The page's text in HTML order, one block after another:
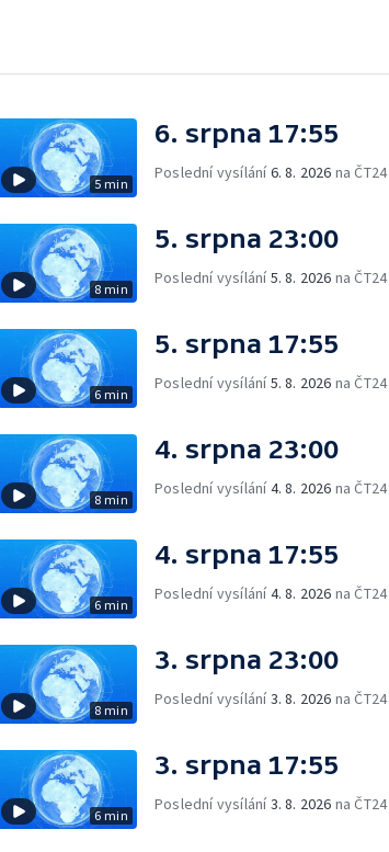
5 min
6. srpna 17:55
Poslední vysílání6. 8. 2026 na ČT24
8 min
5. srpna 23:00
Poslední vysílání5. 8. 2026 na ČT24
6 min
5. srpna 17:55
Poslední vysílání5. 8. 2026 na ČT24
8 min
4. srpna 23:00
Poslední vysílání4. 8. 2026 na ČT24
6 min
4. srpna 17:55
Poslední vysílání4. 8. 2026 na ČT24
8 min
3. srpna 23:00
Poslední vysílání3. 8. 2026 na ČT24
6 min
3. srpna 17:55
Poslední vysílání3. 8. 2026 na ČT24